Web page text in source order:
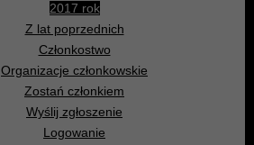
2017 rok
Z lat poprzednich
Członkostwo
Organizacje członkowskie
Zostań członkiem
Wyślij zgłoszenie
Logowanie